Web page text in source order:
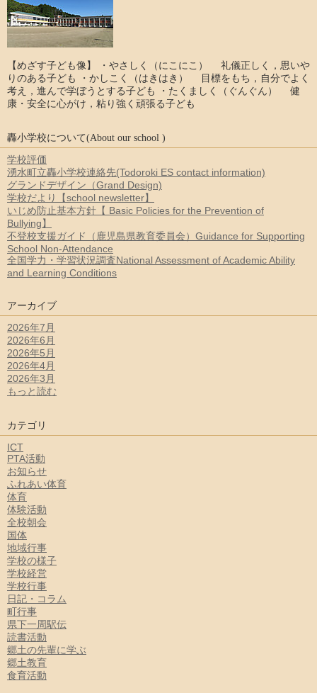
【めざす子ども像】 ・やさしく（にこにこ） 礼儀正しく，思いや
りのある子ども ・かしこく（はきはき） 目標をもち，自分でよく
考え，進んで学ぼうとする子ども ・たくましく（ぐんぐん） 健
康・安全に心がけ，粘り強く頑張る子ども
轟小学校について(About our school )
学校評価
湧水町立轟小学校連絡先(Todoroki ES contact information)
グランドデザイン（Grand Design)
学校だより【school newsletter】
いじめ防止基本方針【 Basic Policies for the Prevention of
Bullying】
不登校支援ガイド（鹿児島県教育委員会）Guidance for Supporting
School Non-Attendance
全国学力・学習状況調査National Assessment of Academic Ability
and Learning Conditions
アーカイブ
2026年7月
2026年6月
2026年5月
2026年4月
2026年3月
もっと読む
カテゴリ
ICT
PTA活動
お知らせ
ふれあい体育
体育
体験活動
全校朝会
国体
地域行事
学校の様子
学校経営
学校行事
日記・コラム
町行事
県下一周駅伝
読書活動
郷土の先輩に学ぶ
郷土教育
食育活動